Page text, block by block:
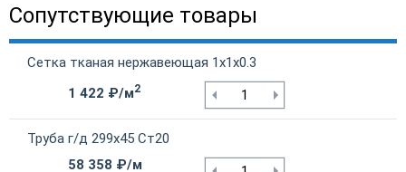
Сопутствующие товары
Сетка тканая нержавеющая 1х1х0.3
1 422 ₽/м2
Труба г/д 299х45 Ст20
58 358 ₽/м